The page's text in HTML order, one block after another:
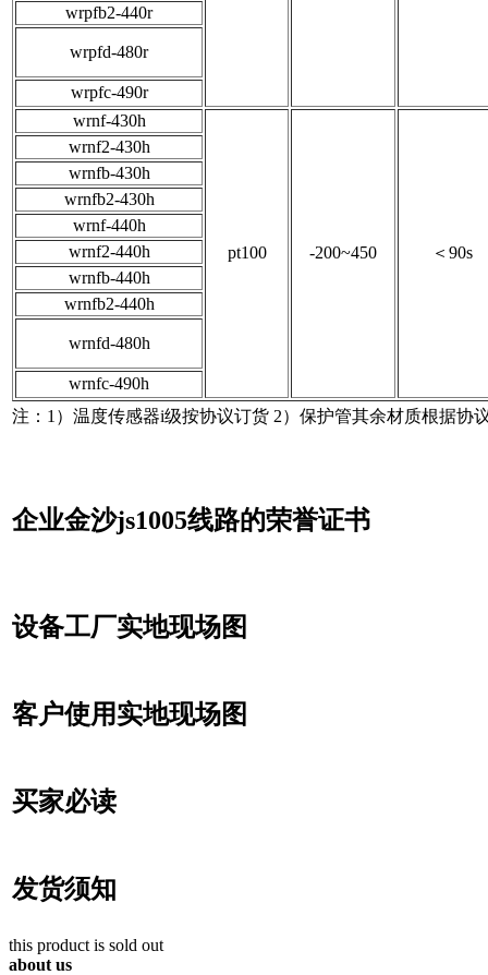
wrpfb2-440r
wrpfd-480r
wrpfc-490r
wrnf-430h
pt100 -200~450 ＜90s
wrnf2-430h
wrnfb-430h
wrnfb2-430h
wrnf-440h
wrnf2-440h
wrnfb-440h
wrnfb2-440h
wrnfd-480h
wrnfc-490h
注：1）温度传感器i级按协议订货 2）保护管其余材质根据协
企业金沙js1005线路的荣誉证书
设备工厂实地现场图
客户使用实地现场图
买家必读
发货须知
this product is sold out
about us